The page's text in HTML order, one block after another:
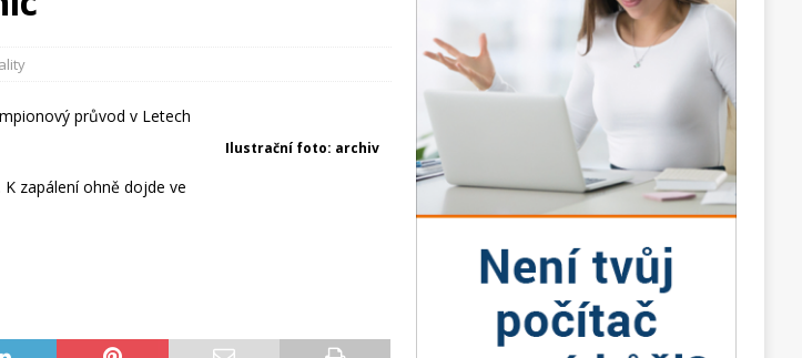
Ilustrační foto: archiv
průvod v Letech
zapálení ohně dojde ve